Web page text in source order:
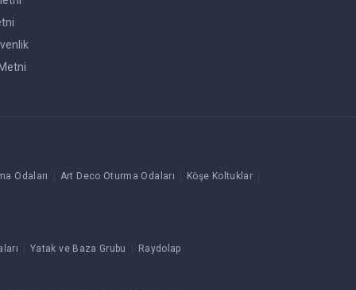
Odaları Art Deco Oturma Odaları Köşe Koltuklar
Yatak ve Baza Grubu Raydolap